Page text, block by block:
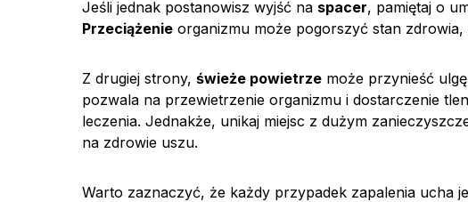
Jeśli jednak postanowisz wyjść na spacer, pamiętaj o
Przeciążenie organizmu może pogorszyć stan
Z drugiej strony, świeże powietrze może przynieść
pozwala na przewietrzenie organizmu i dostarczenie
leczenia. Jednakże, unikaj miejsc z dużym
na zdrowie uszu.
Warto zaznaczyć, że każdy przypadek zapalenia ucha